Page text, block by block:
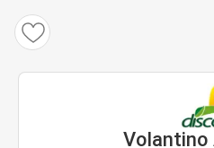
Volantino